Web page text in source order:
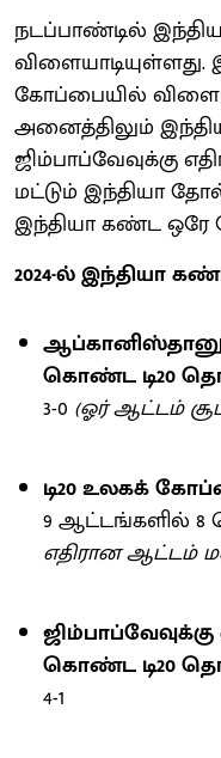
நடப்பாண்டில்
விளையாடியுள்ளது.
கோப்பையில்
அனைத்திலும்
ஜிம்பாப்வேவுக்கு
மட்டும் இந்தியா
இந்தியா கண்ட ஒரே
2024-ல் இந்தியா
கொண்ட டி20
3-0 (ஓர் ஆட்டம்
டி20 உலகக்
9 ஆட்டங்களில் 8
எதிரான ஆட்டம்
கொண்ட டி20
4-1